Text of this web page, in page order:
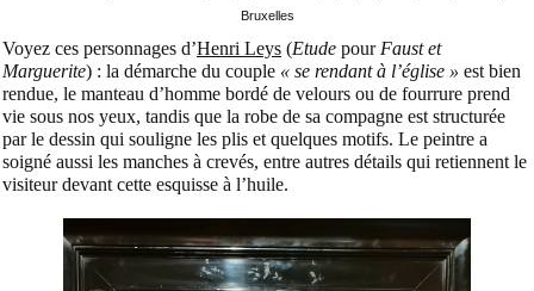
Bruxelles
Voyez ces personnages d’Henri Leys (Etude pourFaust et
Marguerite) : la démarche du couple « se rendant à l’église » est bien
rendue, le manteau d’homme bordé de velours ou de fourrure prend
vie sous nos yeux, tandis que la robe de sa compagne est structurée
par le dessin qui souligne les plis et quelques motifs. Le peintre a
soigné aussi les manches à crevés, entre autres détails qui retiennent le
visiteur devant cette esquisse à l’huile.